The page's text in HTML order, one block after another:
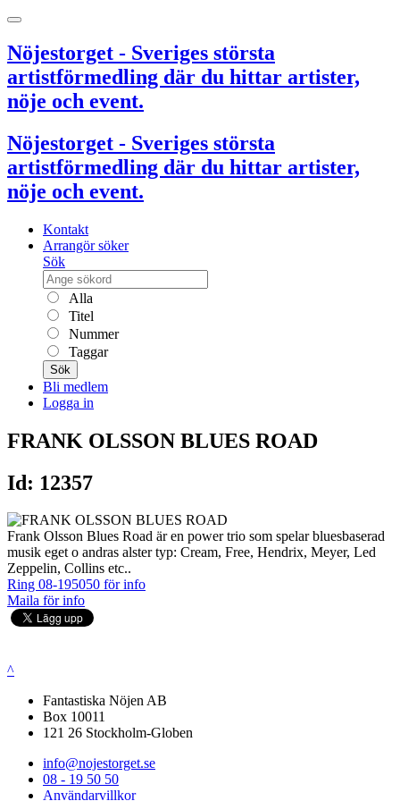
Nöjestorget - Sveriges största
artistförmedling där du hittar artister,
nöje och event.
Nöjestorget - Sveriges största
artistförmedling där du hittar artister,
nöje och event.
Kontakt
Arrangör söker
Sök
Alla
Titel
Nummer
Taggar
Sök
Bli medlem
Logga in
FRANK OLSSON BLUES ROAD
Id: 12357
Frank Olsson Blues Road är en power trio som spelar bluesbaserad
musik eget o andras alster typ: Cream, Free, Hendrix, Meyer, Led
Zeppelin, Collins etc..
Ring 08-195050 för info
Maila för info
^
Fantastiska Nöjen AB
Box 10011
121 26 Stockholm-Globen
info@nojestorget.se
08 - 19 50 50
Användarvillkor